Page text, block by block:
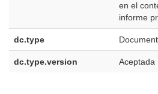
en el
informe
dc.type
dc.type.version Aceptada